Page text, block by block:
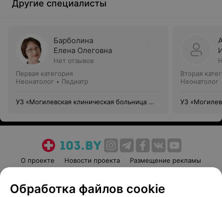
Другие специалисты
Барболина
Елена Олеговна
Нет отзывов
Первая категория
Неонатолог • Педиатр
УЗ «Могилевская клиническая больница №
Вторая
Неонатолог
УЗ
О проекте Новости проекта
Размещение рекламы
Пользовательское соглашение
Способы оплаты
Обработка файлов cookie